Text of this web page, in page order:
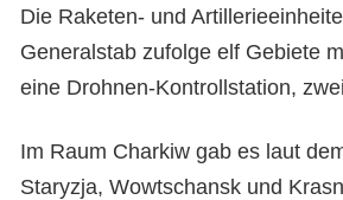
Die Raketen- und
Generalstab zufolge elf Gebiete
eine Drohnen-Kontrollstation,
Im Raum Charkiw gab es laut
Staryzja, Wowtschansk und